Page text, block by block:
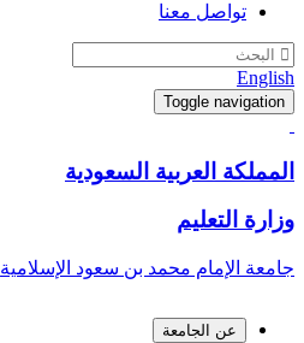
تواصل معنا
English
Toggle navigation
المملكة العربية السعودية
وزارة التعليم
جامعة الإمام محمد بن سعود الإسلامية
عن الجامعة